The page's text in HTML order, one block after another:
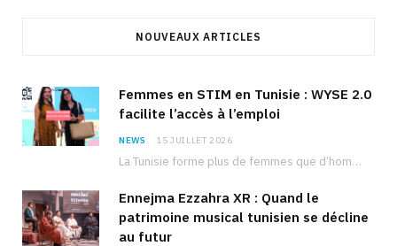
NOUVEAUX ARTICLES
Femmes en STIM en Tunisie : WYSE 2.0
facilite l’accès à l’emploi
NEWS 15 JUILLET 2026
La Tunisie forme plus de femmes que d’hommes dans les filières scientifiques. Pourtant, pour beaucoup…
Ennejma Ezzahra XR : Quand le
patrimoine musical tunisien se décline
au futur